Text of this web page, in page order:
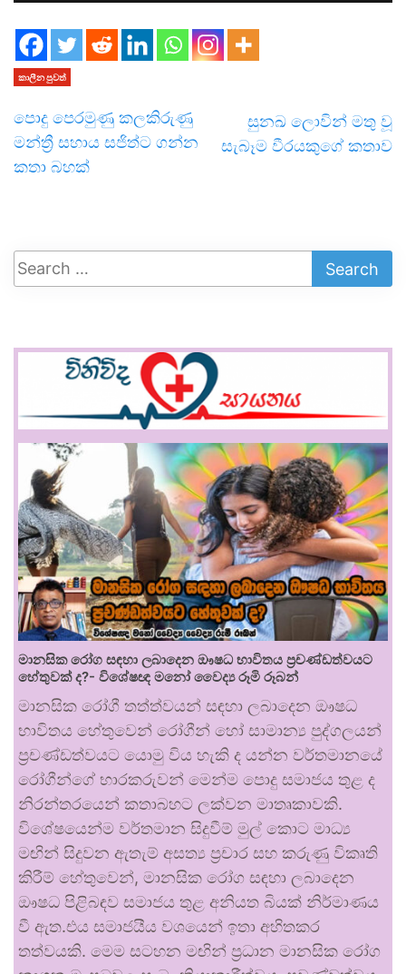
කාලීන පුවත්
පොදු පෙරමුණු කලකිරුණු
මන්ත්‍රී සහාය සජිත්ට ගන්න
කතා බහක්
සුනඛ ලොවින් මතු වූ
සැබෑම වීරයකුගේ කතාව
මානසික රෝග සඳහා ලබාදෙන ඖෂධ භාවිතය ප්‍රචණ්ඩත්වයට
හේතුවක් ද?- විශේෂඥ මනෝ වෛද්‍ය රූමි රූබන්
මානසික රෝගී තත්ත්වයන් සඳහා ලබාදෙන ඖෂධ
භාවිතය හේතුවෙන් රෝගීන් හෝ සාමාන්‍ය පුද්ගලයන්
ප්‍රචණ්ඩත්වයට යොමු විය හැකි ද යන්න වර්තමානයේ
රෝගීන්ගේ භාරකරුවන් මෙන්ම පොදු සමාජය තුළ ද
නිරන්තරයෙන් කතාබහට ලක්වන මාතෘකාවකි.
විශේෂයෙන්ම වර්තමාන සිදුවීම් මුල් කොට මාධ්‍ය
මඟින් සිදුවන ඇතැම් අසත්‍ය ප්‍රචාර සහ කරුණු විකෘති
කිරීම් හේතුවෙන්, මානසික රෝග සඳහා ලබාදෙන
ඖෂධ පිළිබඳව සමාජය තුළ අනියත බියක් නිර්මාණය
වී ඇත.එය සමාජයීය වශයෙන් ඉතා අහිතකර
තත්වයකි. මෙම සටහන මඟින් ප්‍රධාන මානසික රෝග